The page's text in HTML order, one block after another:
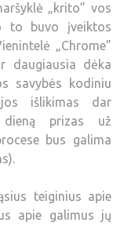
„krito” vos
to buvo įveiktos
„Chrome”
daugiausia dėka
savybės kodiniu
jos išlikimas dar
dieną prizas už
bus galima
teiginius apie
apie galimus jų